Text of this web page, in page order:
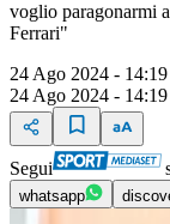
voglio paragonarmi
Ferrari"
24 Ago 2024 - 14:19
24 Ago 2024 - 14:19
Segui
whatsapp